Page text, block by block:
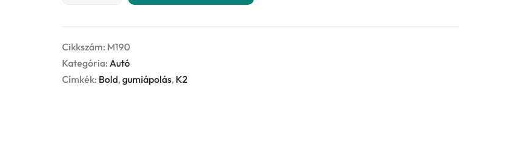
mennyiség
Cikkszám: M190
Kategória:Autó
Címkék: Bold,gumiápolás, K2